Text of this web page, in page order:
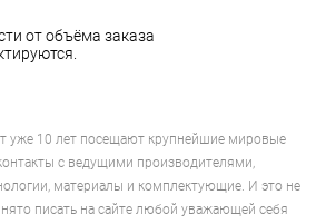
от объёма заказа
уже 10 лет посещают крупнейшие мировые
с ведущими производителями,
материалы и комплектующие. И это не
писать на сайте любой уважающей себя